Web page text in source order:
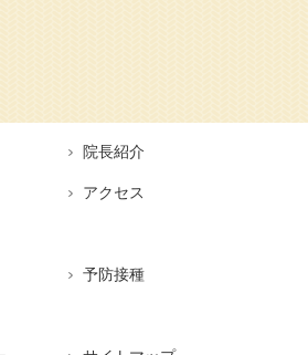
院長紹介
アクセス
予防接種